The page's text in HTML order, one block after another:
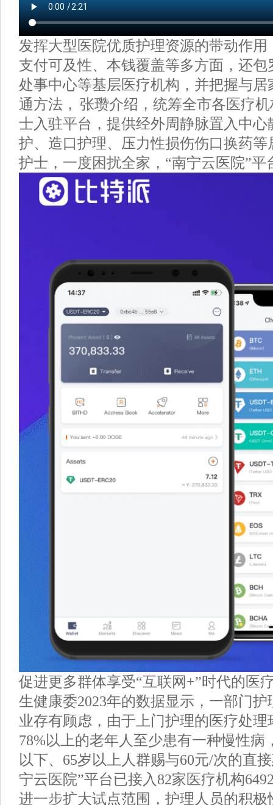
发挥大型医院优质护理资源的带动作
支付可及性、本钱覆盖等多方面，还
处事中心等基层医疗机构，并把握与
通方法， 张瓒介绍，统筹全市各医疗
士入驻平台，提供经外周静脉置入中心
护、造口护理、压力性损伤伤口换药
护士，一度困扰全家，“南宁云医院”平
促进更多群体享受“互联网+”时代的医
生健康委2023年的数据显示，一部门
业存有顾虑，由于上门护理的医疗处
78%以上的老年人至少患有一种慢性病
以下、65岁以上人群赐与60元/次的直
宁云医院”平台已接入82家医疗机构
进一步扩大试点范围，护理人员的积